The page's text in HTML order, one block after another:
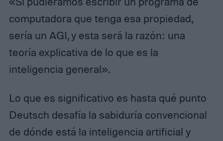
computadora que tenga esa propiedad,
sería un AGI, y esta será la razón: una
teoría explicativa de lo que es la
inteligencia general».
Lo que es significativo es hasta qué punto
Deutsch desafía la sabiduría convencional
de dónde está la inteligencia artificial y